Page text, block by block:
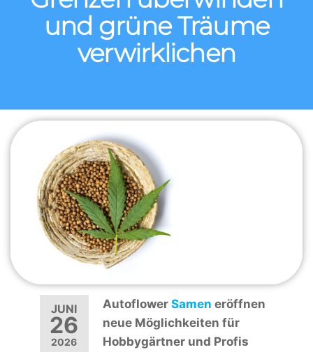
und grüne Träume
verwirklichen
JUNI
26
2026
Autoflower Samen eröffnen
neue Möglichkeiten für
Hobbygärtner und Profis